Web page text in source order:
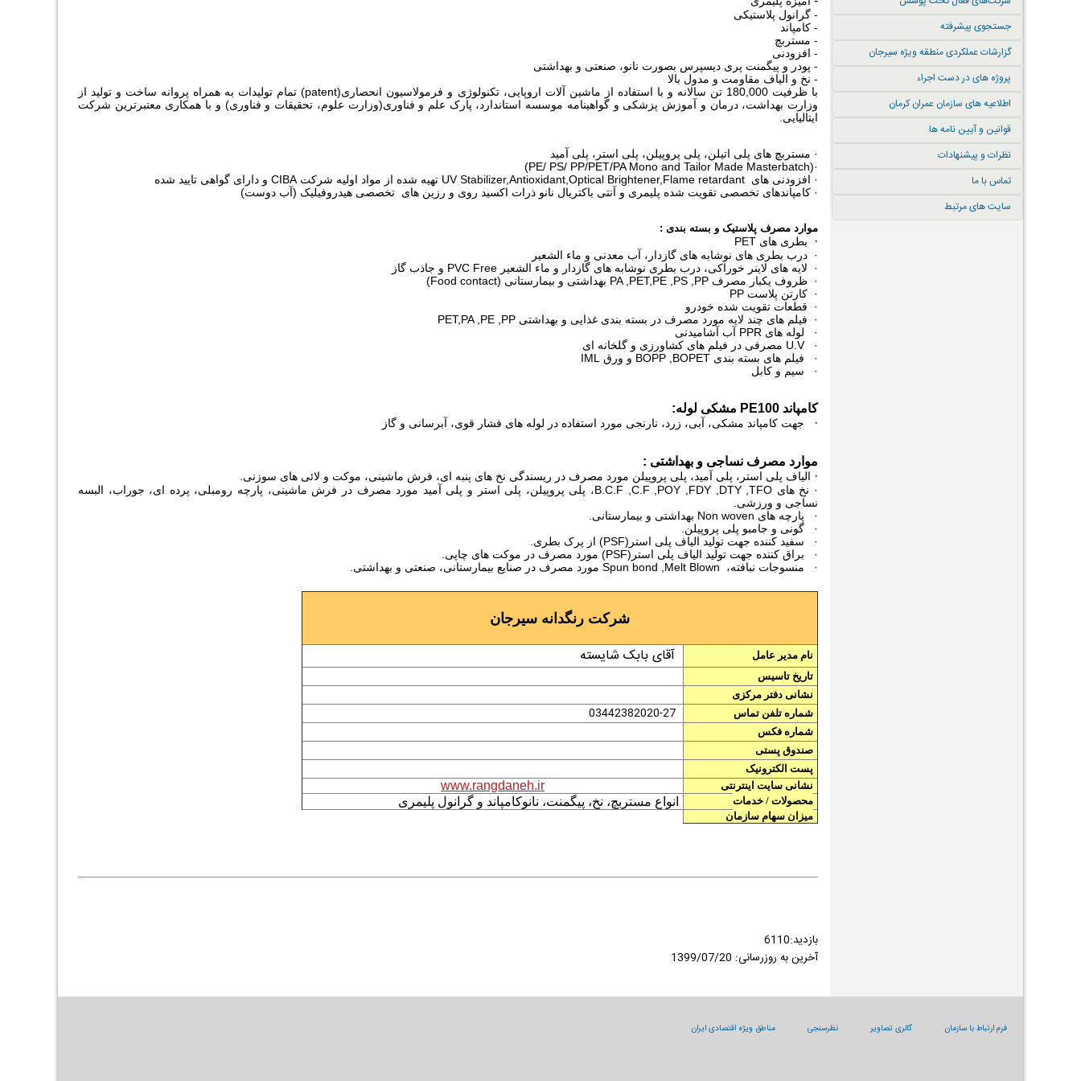
جستجوی پیشرفته
گزارشات عملکردی منطقه ویژه سیرجان
پروژه های در دست اجراء
اطلاعیه های سازمان عمران کرمان
قوانین و آیین نامه ها
نظرات و پیشنهادات
تماس با ما
سایت های مرتبط
- گرانول پلاستیکی
- کامپاند
- مستربچ
- افزودنی
- پودر و پیگمنت پری دیسپرس بصورت نانو، صنعتی و بهداشتی
- نخ و الیاف مقاومت و مدول بالا
با ظرفیت 180,000 تن سالانه و با استفاده از ماشین آلات اروپایی، تکنولوژی و فرمولاسیون انحصاری(patent) تمام تولیدات به همراه پروانه ساخت و تولید از
وزارت بهداشت، درمان و آموزش پزشکی و گواهینامه موسسه استاندارد، پارک علم و فناوری(وزارت علوم، تحقیقات و فناوری) و با همکاری معتبرترین شرکت
ایتالیایی.
· مستربچ های پلی اتیلن، پلی پروپیلن، پلی استر، پلی آمید
·(PE/ PS/ PP/PET/PA Mono and Tailor Made Masterbatch)
· افزودنی های UV Stabilizer,Antioxidant,Optical Brightener,Flame retardant تهیه شده از مواد اولیه شرکت CIBA و دارای گواهی تایید شده
· کامپاندهای تخصصی تقویت شده پلیمری و آنتی باکتریال نانو ذرات اکسید روی و رزین های تخصصی هیدروفیلیک (آب دوست)
موارد مصرف پلاستیک و بسته بندی :
· بطری های PET
· درب بطری های نوشابه های گازدار، آب معدنی و ماء الشعیر
· لایه های لاینر خوراکی، درب بطری نوشابه های گازدار و ماء الشعیر PVC Free و جاذب گاز
· ظروف یکبار مصرف PA ,PET,PE ,PS ,PP بهداشتی و بیمارستانی (Food contact)
· کارتن پلاست PP
· قطعات تقویت شده خودرو
· فیلم های چند لایه مورد مصرف در بسته بندی غذایی و بهداشتی PET,PA ,PE ,PP
· لوله های PPR آب آشامیدنی
· U.V مصرفی در فیلم های کشاورزی و گلخانه ای
· فیلم های بسته بندی BOPP ,BOPET و ورق IML
· سیم و کابل
کامپاند PE100 مشکی لوله:
·
جهت کامپاند مشکی، آبی، زرد، نارنجی مورد استفاده در لوله های فشار قوی، آبرسانی و گاز
موارد مصرف نساجی و بهداشتی :
· الیاف پلی استر، پلی آمید، پلی پروپیلن مورد مصرف در ریسندگی نخ های پنبه ای، فرش ماشینی، موکت و لائی های سوزنی.
· نخ های B.C.F ,C.F ,POY ,FDY ,DTY ,TFO، پلی پروپیلن، پلی استر و پلی آمید مورد مصرف در فرش ماشینی، پارچه رومبلی، پرده ای، جوراب، البسه
نساجی و ورزشی.
· پارچه های Non woven بهداشتی و بیمارستانی.
· گونی و جامبو پلی پروپیلن.
· سفید کننده جهت تولید الیاف پلی استر(PSF) از پرک بطری.
· براق کننده جهت تولید الیاف پلی استر(PSF) مورد مصرف در موکت های چاپی.
· منسوجات نبافته، Spun bond ,Melt Blown مورد مصرف در صنایع بیمارستانی، صنعتی و بهداشتی.
شرکت رنگدانه سیرجان
نام مدیر عامل آقای بابک شایسته
تاریخ تاسیس
نشانی دفتر مرکزی
شماره تلفن تماس
شماره فکس
صندوق پستی
پست الکترونیک
نشانی سایت اینترنتی
www.rangdaneh.ir
محصولات / خدمات انواع مستربچ، نخ، پیگمنت، نانوکامپاند و گرانول پلیمری
میزان سهام سازمان
بازدید:6110
آخرین به روزرسانی:
فرم ارتباط با سازمان گالری تصاویر نظرسنجی مناطق ویژه اقتصادی ایران